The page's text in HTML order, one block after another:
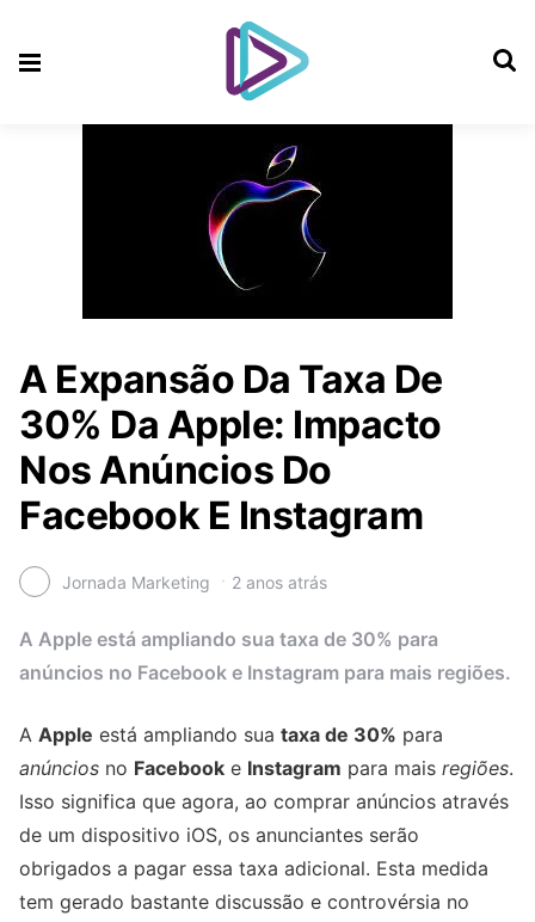
A Expansão Da Taxa De
30% Da Apple: Impacto
Nos Anúncios Do
Facebook E Instagram
Jornada Marketing 2 anos atrás
A Apple está ampliando sua taxa de 30% para
anúncios no Facebook e Instagram para mais regiões.
A Apple está ampliando sua taxa de 30% para
anúncios no Facebook e Instagram para mais regiões.
Isso significa que agora, ao comprar anúncios através
de um dispositivo iOS, os anunciantes serão
obrigados a pagar essa taxa adicional. Esta medida
tem gerado bastante discussão e controvérsia no